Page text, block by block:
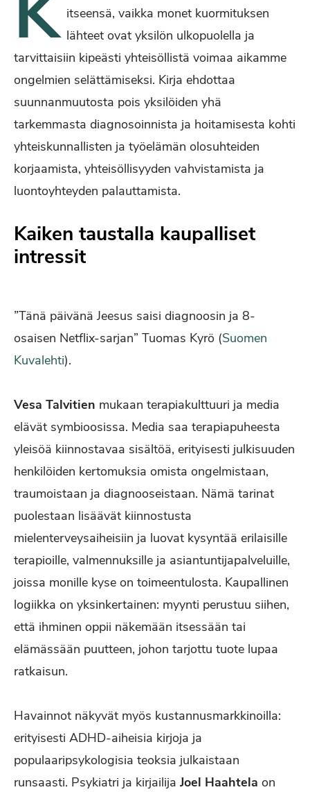
itseensä, vaikka monet kuormituksen
lähteet ovat yksilön ulkopuolella ja
tarvittaisiin kipeästi yhteisöllistä voimaa aikamme
ongelmien selättämiseksi. Kirja ehdottaa
suunnanmuutosta pois yksilöiden yhä
tarkemmasta diagnosoinnista ja hoitamisesta kohti
yhteiskunnallisten ja työelämän olosuhteiden
korjaamista, yhteisöllisyyden vahvistamista ja
luontoyhteyden palauttamista.
Kaiken taustalla kaupalliset
intressit
”Tänä päivänä Jeesus saisi diagnoosin ja 8-
osaisen Netflix-sarjan” Tuomas Kyrö (Suomen
Kuvalehti).
Vesa Talvitien mukaan terapiakulttuuri ja media
elävät symbioosissa. Media saa terapiapuheesta
yleisöä kiinnostavaa sisältöä, erityisesti julkisuuden
henkilöiden kertomuksia omista ongelmistaan,
traumoistaan ja diagnooseistaan. Nämä tarinat
puolestaan lisäävät kiinnostusta
mielenterveysaiheisiin ja luovat kysyntää erilaisille
terapioille, valmennuksille ja asiantuntijapalveluille,
joissa monille kyse on toimeentulosta. Kaupallinen
logiikka on yksinkertainen: myynti perustuu siihen,
että ihminen oppii näkemään itsessään tai
elämässään puutteen, johon tarjottu tuote lupaa
ratkaisun.
Havainnot näkyvät myös kustannusmarkkinoilla:
erityisesti ADHD-aiheisia kirjoja ja
populaaripsykologisia teoksia julkaistaan
runsaasti. Psykiatri ja kirjailija Joel Haahtela on